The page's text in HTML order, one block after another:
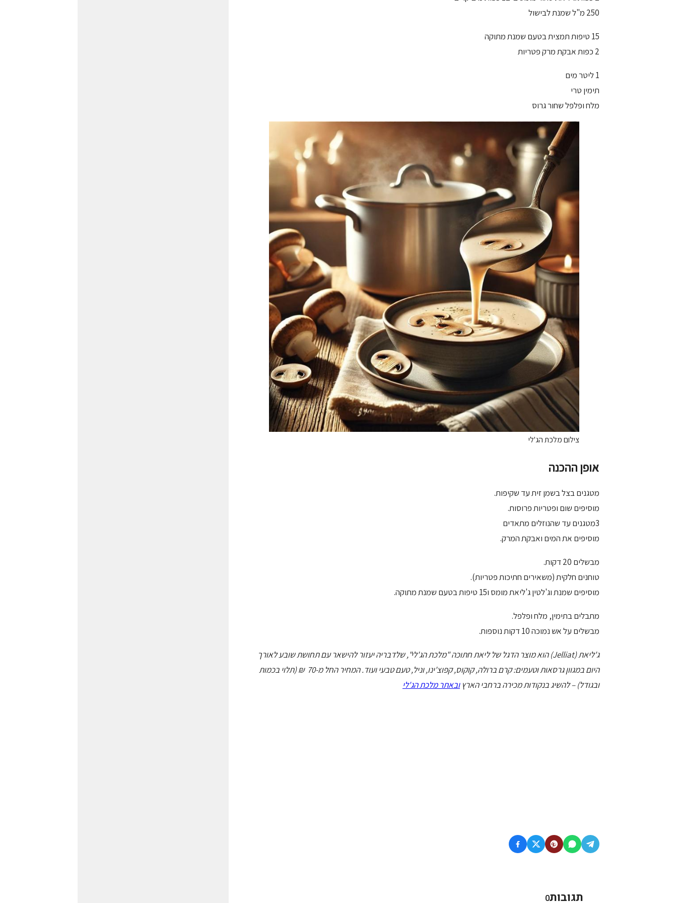
250 מ"ל שמנת לבישול
15 טיפות תמצית בטעם שמנת מתוקה
2 כפות אבקת מרק פטריות
1 ליטר מים
תימין טרי
מלח ופלפל שחור גרוס
צילום מלכת הג'לי
אופן ההכנה
מטגנים בצל בשמן זית עד שקיפות.
מוסיפים שום ופטריות פרוסות.
3מטגנים עד שהנוזלים מתאדים
מוסיפים את המים ואבקת המרק.
מבשלים 20 דקות.
טוחנים חלקית (משאירים חתיכות פטריות).
מוסיפים שמנת וג'לטין ג'ליאת מומס ו15 טיפות בטעם שמנת מתוקה.
מתבלים בתימין, מלח ופלפל.
מבשלים על אש נמוכה 10 דקות נוספות.
ג'ליאת (Jelliat) הוא מוצר הדגל של ליאת חתוכה "מלכת הג'לי", שלדבריה יעזור להישאר עם תחושת שובע לאורך
היום במגוון גרסאות וטעמים: קרם ברולה, קוקוס, קפוצ'ינו, וניל, טעם טבעי ועוד. המחיר החל מ-70 ₪ (תלוי בכמות
ובגודל) – להשיג בנקודות מכירה ברחבי הארץובאתר מלכת הג'לי
תגובות0